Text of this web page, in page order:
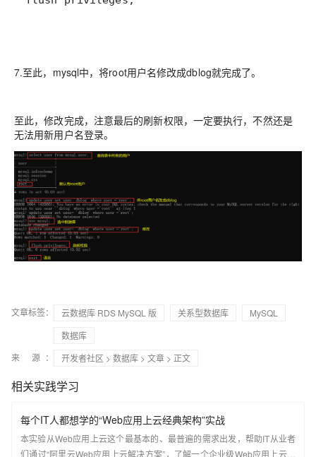
7.至此，mysql中，将root用户名修改成dblog就完成了。
至此，修改完成，注意最后的刷新权限，一定要执行，不然还是
无法用新用户名登录。
文章标签： 云数据库 RDS MySQL 版 关系型数据库
MySQL
数据库
来 源：
开发者社区 > 数据库 > 文章 > 正文
相关实践学习
每个IT人都想学的“Web应用上云经典架构”实战
本实验从Web应用上云这个最基本的、最普遍的需求出发，帮助IT从业者
们通过“阿里云Web应用上云解决方案”，了解一个企业级Web应用上云的